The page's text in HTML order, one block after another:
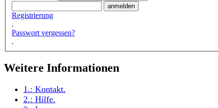
Registrierung
.
Passwort vergessen?
.
Weitere Informationen
1.: Kontakt.
2.: Hilfe.